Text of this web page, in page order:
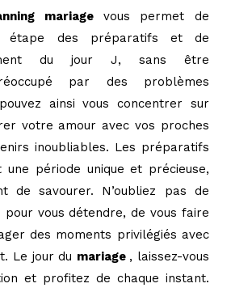
mariage vous permet de
étape des préparatifs et de
du jour J, sans être
par des problèmes
ainsi vous concentrer sur
votre amour avec vos proches
inoubliables. Les préparatifs
une période unique et précieuse,
de savourer. N’oubliez pas de
vous détendre, de vous faire
des moments privilégiés avec
Le jour du mariage , laissez-vous
et profitez de chaque instant.